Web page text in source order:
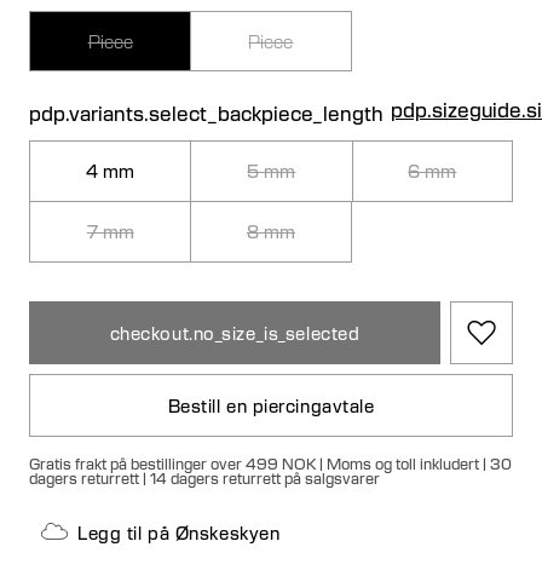
Piece Piece
pdp.variants.select_backpiece_length
4 mm 5 mm 6 mm
7 mm 8 mm
checkout.no_size_is_selected
Bestill en piercingavtale
Gratis frakt på bestillinger over 499 NOK | Moms og toll inkludert | 30
dagers returrett | 14 dagers returrett på salgsvarer
Legg til på Ønskeskyen